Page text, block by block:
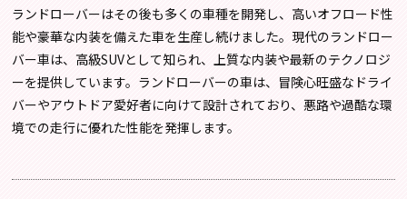
ランドローバーはその後も多くの車種を開発し、高いオフロード性
能や豪華な内装を備えた車を生産し続けました。現代のランドロー
バー車は、高級SUVとして知られ、上質な内装や最新のテクノロジ
ーを提供しています。ランドローバーの車は、冒険心旺盛なドライ
バーやアウトドア愛好者に向けて設計されており、悪路や過酷な環
境での走行に優れた性能を発揮します。